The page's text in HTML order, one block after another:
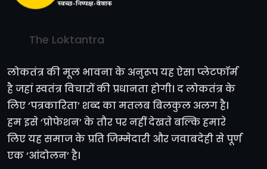
The Loktantra
लोकतंत्र की मूल भावना के अनुरूप यह ऐसा प्लेटफॉर्म
है जहां स्वतंत्र विचारों की प्रधानता होगी। द लोकतंत्र के
लिए ‘पत्रकारिता’ शब्द का मतलब बिलकुल अलग है।
हम इसे ‘प्रोफेशन’ के तौर पर नहीं देखते बल्कि हमारे
लिए यह समाज के प्रति जिम्मेदारी और जवाबदेही से पूर्ण
एक ‘आंदोलन’ है।